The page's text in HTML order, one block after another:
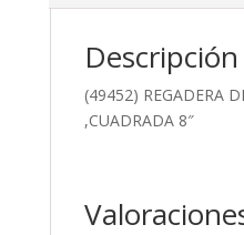
Descripción
(49452) REGADERA
,CUADRADA 8″